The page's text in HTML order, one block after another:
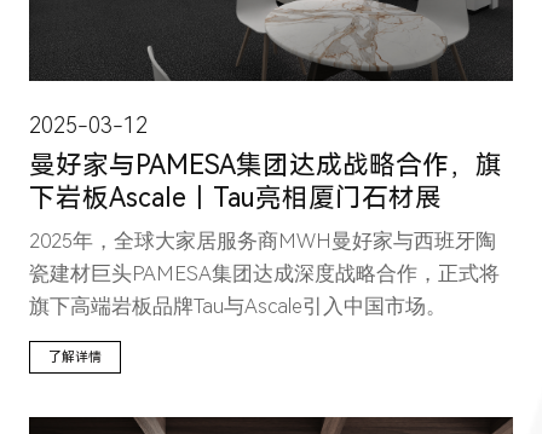
2025-03-12
曼好家与PAMESA集团达成战略合作，旗
下岩板Ascale｜Tau亮相厦门石材展
2025年，全球大家居服务商MWH曼好家与西班牙陶
瓷建材巨头PAMESA集团达成深度战略合作，正式将
旗下高端岩板品牌Tau与Ascale引入中国市场。
了解详情